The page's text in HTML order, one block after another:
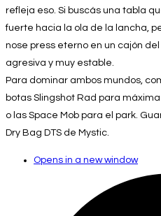
refleja eso. Si buscás una tabla
fuerte hacia la ola de la lancha,
nose press eterno en un cajón
agresiva y muy estable.
Para dominar ambos mundos,
botas Slingshot Rad para
o las Space Mob para el park.
Dry Bag DTS de Mystic.
Opens in a new window